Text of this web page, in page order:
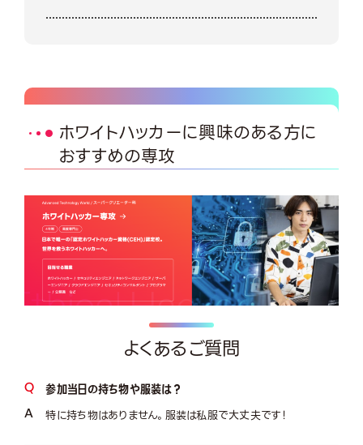
ホワイトハッカーに興味のある方に
おすすめの専攻
よくあるご質問
参加当日の持ち物や服装は？
特に持ち物はありません。服装は私服で大丈夫です！